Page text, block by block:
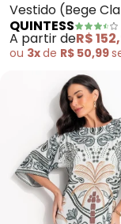
Vestido (Bege
Alfaiataria
QUINTESS
A partir deR$
ou 3xde R$ 50,99